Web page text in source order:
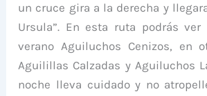
un cruce gira a la derecha y
Ursula”. En esta ruta podrás
verano Aguiluchos Cenizos, en
Aguilillas Calzadas y Aguiluchos
noche lleva cuidado y no